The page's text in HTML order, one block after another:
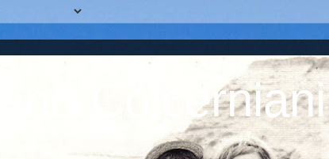
Jano Colcerniani